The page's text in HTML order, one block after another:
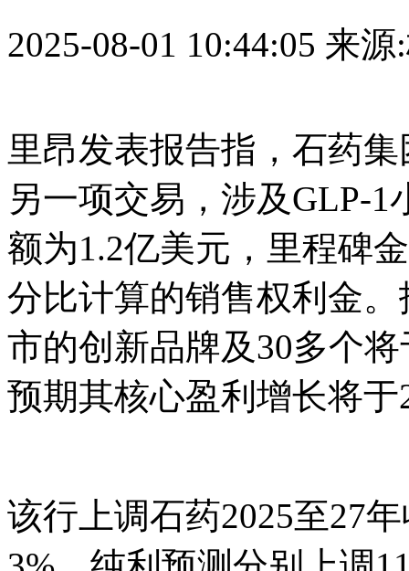
2025-08-01 10:44:05 来源
里昂发表报告指，石药
另一项交易，涉及GLP-1
额为1.2亿美元，里程碑
分比计算的销售权利金
市的创新品牌及30多个
预期其核心盈利增长将
该行上调石药2025至27